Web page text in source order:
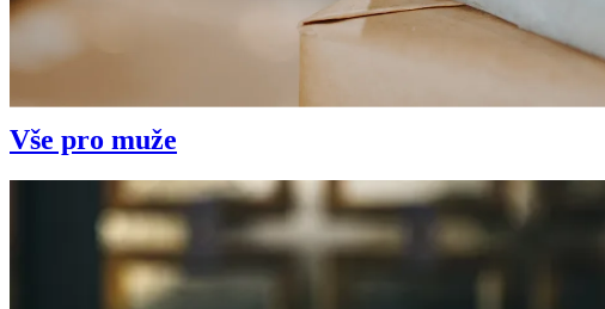
Tipy na dárky
Máme velký výběr lahodných dárků pro každou příležitost. Ať už hledáte
Vše pro muže